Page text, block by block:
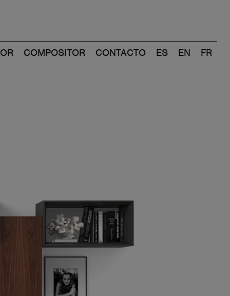
COMPOSITOR CONTACTO ES EN FR